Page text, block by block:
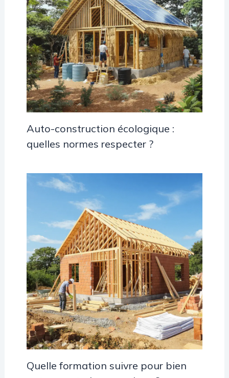
Auto-construction écologique :
quelles normes respecter ?
Quelle formation suivre pour bien